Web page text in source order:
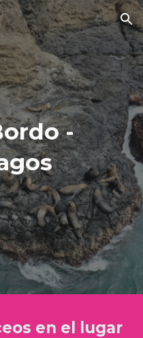
Skip to navigation
-
en el lugar